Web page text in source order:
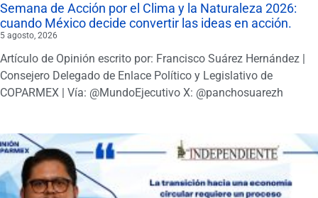
Semana de Acción por el Clima y la Naturaleza 2026:
cuando México decide convertir las ideas en acción.
5 agosto, 2026
Artículo de Opinión escrito por: Francisco Suárez Hernández |
Consejero Delegado de Enlace Político y Legislativo de
COPARMEX | Vía: @MundoEjecutivo X: @panchosuarezh